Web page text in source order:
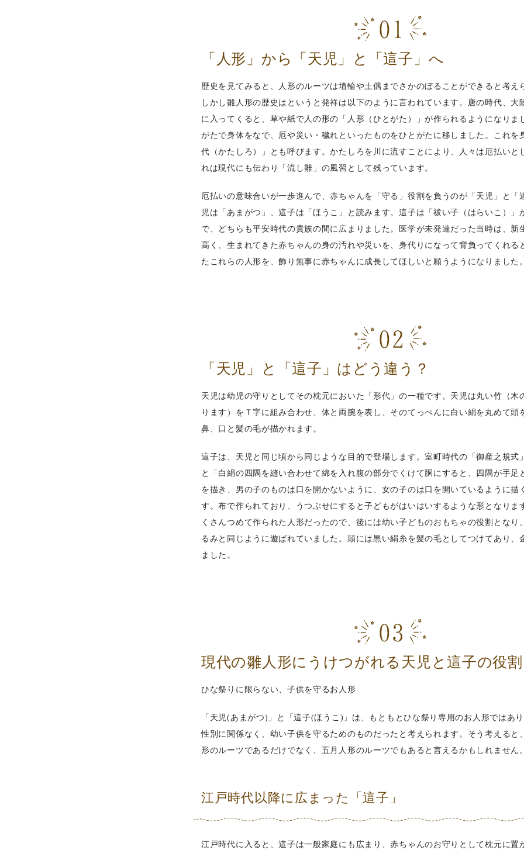
「人形」から「天児」と「這子」へ
歴史を見てみると、人形のルーツは埴輪や土偶までさかのぼることができると考え
しかし雛人形の歴史はというと発祥は以下のように言われています。唐の時代、大
に入ってくると、草や紙で人の形の「人形（ひとがた）」が作られるようになりま
がたで身体をなで、厄や災い・穢れといったものをひとがたに移しました。これを
代（かたしろ）」とも呼びます。かたしろを川に流すことにより、人々は厄払いと
れは現代にも伝わり「流し雛」の風習として残っています。
厄払いの意味合いが一歩進んで、赤ちゃんを「守る」役割を負うのが「天児」と「
児は「あまがつ」、這子は「ほうこ」と読みます。這子は「祓い子（はらいこ）」
で、どちらも平安時代の貴族の間に広まりました。医学が未発達だった当時は、新
高く、生まれてきた赤ちゃんの身の汚れや災いを、身代りになって背負ってくれる
たこれらの人形を、飾り無事に赤ちゃんに成長してほしいと願うようになりました。
「天児」と「這子」はどう違う？
天児は幼児の守りとしてその枕元においた「形代」の一種です。天児は丸い竹（木
ります）をＴ字に組み合わせ、体と両腕を表し、そのてっぺんに白い絹を丸めて頭
鼻、口と髪の毛が描かれます。
這子は、天児と同じ頃から同じような目的で登場します。室町時代の「御産之規式
と「白絹の四隅を縫い合わせて綿を入れ腹の部分でくけて胴にすると、四隅が手足
を描き、男の子のものは口を開かないように、女の子のは口を開いているように描
す。布で作られており、うつぶせにすると子どもがはいはいするような形となりま
くさんつめて作られた人形だったので、後には幼い子どものおもちゃの役割となり
るみと同じように遊ばれていました。頭には黒い絹糸を髪の毛としてつけてあり、
ました。
現代の雛人形にうけつがれる天児と這子の役割
ひな祭りに限らない、子供を守るお人形
「天児(あまがつ)」と「這子(ほうこ)」は、もともとひな祭り専用のお人形ではあり
性別に関係なく、幼い子供を守るためのものだったと考えられます。そう考えると
形のルーツであるだけでなく、五月人形のルーツでもあると言えるかもしれません。
江戸時代以降に広まった「這子」
江戸時代に入ると、這子は一般家庭にも広まり、赤ちゃんのお守りとして枕元に置